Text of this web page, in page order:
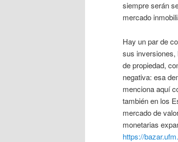
siempre serán
mercado
Hay un par de
sus inversiones,
de propiedad,
negativa: esa
menciona aquí
también en los
mercado de
monetarias
https://